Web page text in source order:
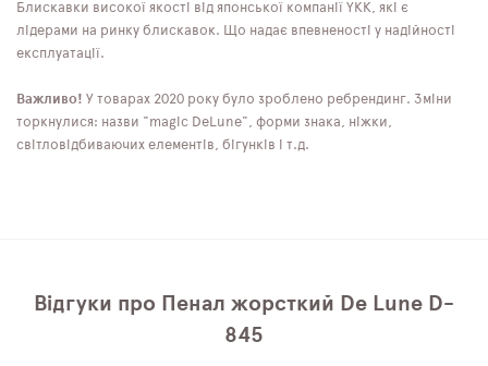
Блискавки високої якості від японської компанії YKK, які є
лідерами на ринку блискавок. Що надає впевненості у надійності
експлуатації.
Важливо! У товарах 2020 року було зроблено ребрендинг. Зміни
торкнулися: назви "magic DeLune", форми знака, ніжки,
світловідбиваючих елементів, бігунків і т.д.
Відгуки про Пенал жорсткий De Lune D-
845